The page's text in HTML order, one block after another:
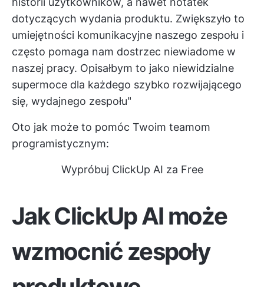
dotyczących wydania produktu. Zwiększyło to
umiejętności komunikacyjne naszego zespołu i
często pomaga nam dostrzec niewiadome w
naszej pracy. Opisałbym to jako niewidzialne
supermoce dla każdego szybko rozwijającego
się, wydajnego zespołu"
Oto jak może to pomóc Twoim teamom
programistycznym:
Wypróbuj ClickUp AI za Free
Jak ClickUp AI może
wzmocnić zespoły